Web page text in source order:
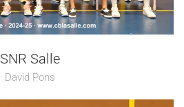
SNR Salle
David Pons